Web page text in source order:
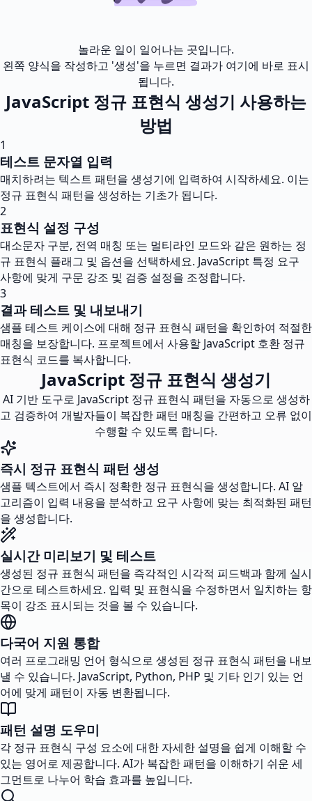
놀라운 일이 일어나는 곳입니다.
왼쪽 양식을 작성하고 '생성'을 누르면 결과가 여기에 바로 표시
됩니다.
JavaScript 정규 표현식 생성기 사용하는
방법
1
테스트 문자열 입력
매치하려는 텍스트 패턴을 생성기에 입력하여 시작하세요. 이는
정규 표현식 패턴을 생성하는 기초가 됩니다.
2
표현식 설정 구성
대소문자 구분, 전역 매칭 또는 멀티라인 모드와 같은 원하는 정
규 표현식 플래그 및 옵션을 선택하세요. JavaScript 특정 요구
사항에 맞게 구문 강조 및 검증 설정을 조정합니다.
3
결과 테스트 및 내보내기
샘플 테스트 케이스에 대해 정규 표현식 패턴을 확인하여 적절한
매칭을 보장합니다. 프로젝트에서 사용할 JavaScript 호환 정규
표현식 코드를 복사합니다.
JavaScript 정규 표현식 생성기
AI 기반 도구로 JavaScript 정규 표현식 패턴을 자동으로 생성하
고 검증하여 개발자들이 복잡한 패턴 매칭을 간편하고 오류 없이
수행할 수 있도록 합니다.
즉시 정규 표현식 패턴 생성
샘플 텍스트에서 즉시 정확한 정규 표현식을 생성합니다. AI 알
고리즘이 입력 내용을 분석하고 요구 사항에 맞는 최적화된 패턴
을 생성합니다.
실시간 미리보기 및 테스트
생성된 정규 표현식 패턴을 즉각적인 시각적 피드백과 함께 실시
간으로 테스트하세요. 입력 및 표현식을 수정하면서 일치하는 항
목이 강조 표시되는 것을 볼 수 있습니다.
다국어 지원 통합
여러 프로그래밍 언어 형식으로 생성된 정규 표현식 패턴을 내보
낼 수 있습니다. JavaScript, Python, PHP 및 기타 인기 있는 언
어에 맞게 패턴이 자동 변환됩니다.
패턴 설명 도우미
각 정규 표현식 구성 요소에 대한 자세한 설명을 쉽게 이해할 수
있는 영어로 제공합니다. AI가 복잡한 패턴을 이해하기 쉬운 세
그먼트로 나누어 학습 효과를 높입니다.